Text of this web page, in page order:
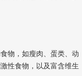
物，如瘦肉、蛋类、动
性食物，以及富含维生